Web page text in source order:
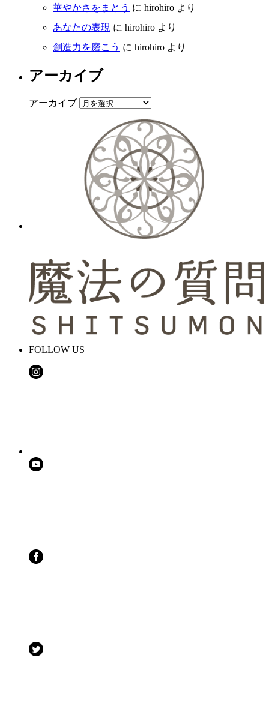
華やかさをまとう に hirohiro より
あなたの表現 に hirohiro より
創造力を磨こう に hirohiro より
アーカイブ
アーカイブ
FOLLOW US